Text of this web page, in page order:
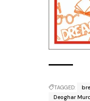
TAGGED:
Deoghar